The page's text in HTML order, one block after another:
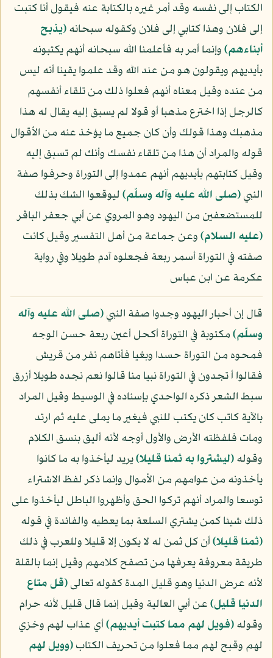
الكتاب إلى نفسه وقد أمر غيره بالكتابة عنه فيقول أنا كتبت
إلى فلان وهذا كتابي إلى فلان وكقوله سبحانه﴿يذبح
أبناءهم﴾وإنما أمر به فأعلمنا الله سبحانه أنهم يكتبونه
بأيديهم ويقولون هو من عند الله وقد علموا يقينا أنه ليس
من عنده وقيل معناه أنهم فعلوا ذلك من تلقاء أنفسهم
كالرجل إذا اخترع مذهبا أو قولا لم يسبق إليه يقال له هذا
مذهبك وهذا قولك وأن كان جميع ما يؤخذ عنه من الأقوال
قوله والمراد أن هذا من تلقاء نفسك وأنك لم تسبق إليه
وقيل كتابتهم بأيديهم أنهم عمدوا إلى التوراة وحرفوا صفة
النبي(صلى الله عليه وآله وسلّم)ليوقعوا الشك بذلك
للمستضعفين من اليهود وهو المروي عن أبي جعفر الباقر
(عليه السلام)وعن جماعة من أهل التفسير وقيل كانت
صفته في التوراة أسمر ربعة فجعلوه آدم طويلا وفي رواية
عكرمة عن ابن عباس
قال إن أحبار اليهود وجدوا صفة النبي(صلى الله عليه وآله
وسلّم)مكتوبة في التوراة أكحل أعين ربعة حسن الوجه
فمحوه من التوراة حسدا وبغيا فأتاهم نفر من قريش
فقالوا أ تجدون في التوراة نبيا منا قالوا نعم نجده طويلا أزرق
سبط الشعر ذكره الواحدي بإسناده في الوسيط وقيل المراد
بالآية كاتب كان يكتب للنبي فيغير ما يملى عليه ثم ارتد
ومات فلفظته الأرض والأول أوجه لأنه أليق بنسق الكلام
وقوله﴿ليشتروا به ثمنا قليلا﴾يريد ليأخذوا به ما كانوا
يأخذونه من عوامهم من الأموال وإنما ذكر لفظ الاشتراء
توسعا والمراد أنهم تركوا الحق وأظهروا الباطل ليأخذوا على
ذلك شيئا كمن يشتري السلعة بما يعطيه والفائدة في قوله
﴿ثمنا قليلا﴾أن كل ثمن له لا يكون إلا قليلا وللعرب في ذلك
طريقة معروفة يعرفها من تصفح كلامهم وقيل إنما بالقلة
لأنه عرض الدنيا وهو قليل المدة كقوله تعالى﴿قل متاع
الدنيا قليل﴾عن أبي العالية وقيل إنما قال قليل لأنه حرام
وقوله﴿فويل لهم مما كتبت أيديهم﴾أي عذاب لهم وخزي
لهم وقبح لهم مما فعلوا من تحريف الكتاب﴿وويل لهم